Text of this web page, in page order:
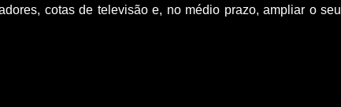
cotas de televisão e, no médio prazo, ampliar o seu